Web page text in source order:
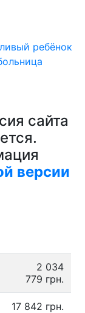
ребёнок
сайта
версии
2 034
779 грн.
17 842 грн.